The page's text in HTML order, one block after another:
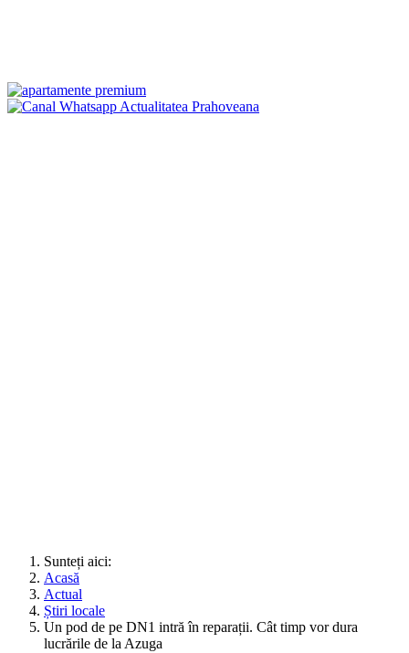
Sunteți aici:
Acasă
Actual
Știri locale
Un pod de pe DN1 intră în reparații. Cât timp vor dura
lucrările de la Azuga